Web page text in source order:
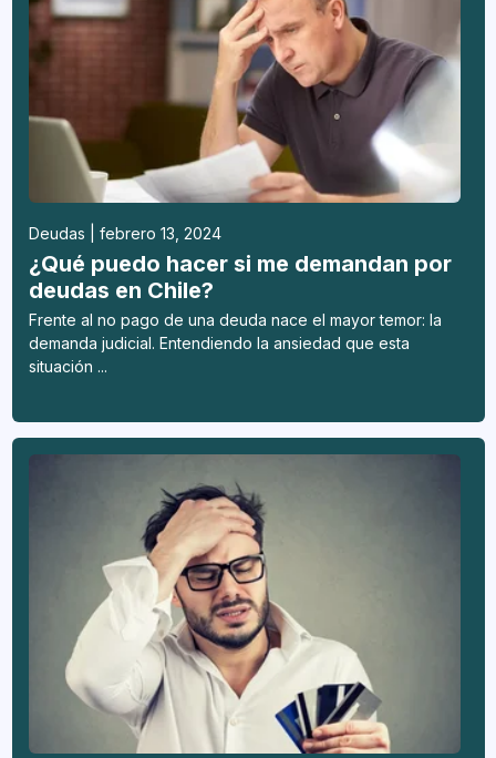
Deudas | febrero 13, 2024
¿Qué puedo hacer si me demandan por
deudas en Chile?
Frente al no pago de una deuda nace el mayor temor: la
demanda judicial. Entendiendo la ansiedad que esta
situación ...